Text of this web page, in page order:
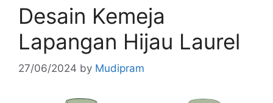
Desain Kemeja
Lapangan Hijau Laurel
27/06/2024 by Mudipram